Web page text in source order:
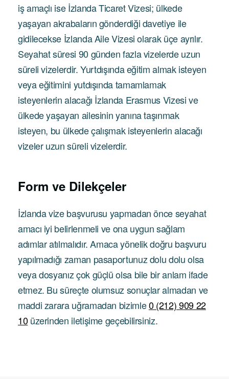
iş amaçlı ise İzlanda Ticaret Vizesi; ülkede
yaşayan akrabaların gönderdiği davetiye ile
gidilecekse İzlanda Aile Vizesi olarak üçe ayrılır.
Seyahat süresi 90 günden fazla vizelerde uzun
süreli vizelerdir. Yurtdışında eğitim almak isteyen
veya eğitimini yutdışında tamamlamak
isteyenlerin alacağı İzlanda Erasmus Vizesi ve
ülkede yaşayan ailesinin yanına taşınmak
isteyen, bu ülkede çalışmak isteyenlerin alacağı
vizeler uzun süreli vizelerdir.
Form ve Dilekçeler
İzlanda vize başvurusu yapmadan önce seyahat
amacı iyi belirlenmeli ve ona uygun sağlam
adımlar atılmalıdır. Amaca yönelik doğru başvuru
yapılmadığı zaman pasaportunuz dolu dolu olsa
veya dosyanız çok güçlü olsa bile bir anlam ifade
etmez. Bu süreçte olumsuz sonuçlar almadan ve
maddi zarara uğramadan bizimle0 (212) 909 22
10üzerinden iletişime geçebilirsiniz.